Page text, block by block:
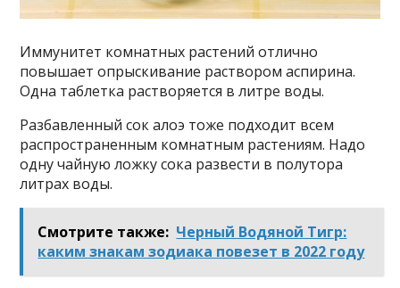
Иммунитет комнатных растений отлично
повышает опрыскивание раствором аспирина.
Одна таблетка растворяется в литре воды.
Разбавленный сок алоэ тоже подходит всем
распространенным комнатным растениям. Надо
одну чайную ложку сока развести в полутора
литрах воды.
Смотрите также: Черный Водяной Тигр:
каким знакам зодиака повезет в 2022 году